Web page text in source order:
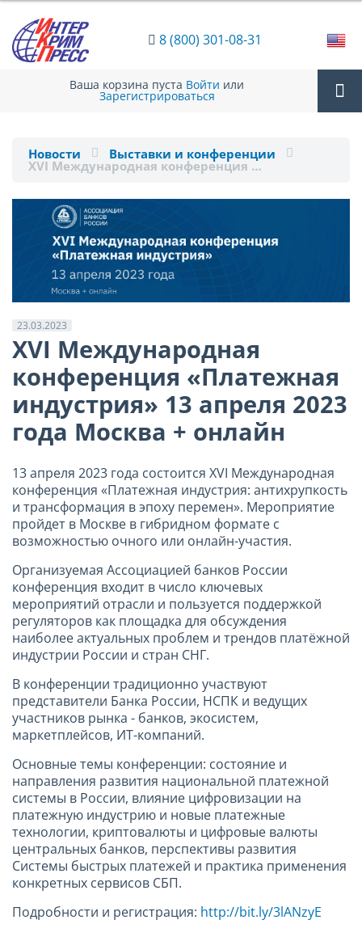
8 (800) 301-08-31
Ваша корзина пуста Войти или
Зарегистрироваться
Новости Выставки и конференции
XVI Международная конференция …
23.03.2023
XVI Международная
конференция «Платежная
индустрия» 13 апреля 2023
года Москва + онлайн
13 апреля 2023 года состоится XVI Международная
конференция «Платежная индустрия: антихрупкость
и трансформация в эпоху перемен». Мероприятие
пройдет в Москве в гибридном формате с
возможностью очного или онлайн-участия.
Организуемая Ассоциацией банков России
конференция входит в число ключевых
мероприятий отрасли и пользуется поддержкой
регуляторов как площадка для обсуждения
наиболее актуальных проблем и трендов платёжной
индустрии России и стран СНГ.
В конференции традиционно участвуют
представители Банка России, НСПК и ведущих
участников рынка - банков, экосистем,
маркетплейсов, ИТ-компаний.
Основные темы конференции: состояние и
направления развития национальной платежной
системы в России, влияние цифровизации на
платежную индустрию и новые платежные
технологии, криптовалюты и цифровые валюты
центральных банков, перспективы развития
Системы быстрых платежей и практика применения
конкретных сервисов СБП.
Подробности и регистрация: http://bit.ly/3lANzyE